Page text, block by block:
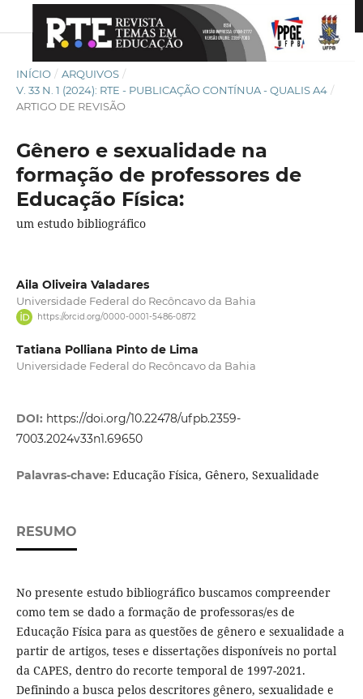
INÍCIO / ARQUIVOS /
V. 33 N. 1 (2024): RTE - PUBLICAÇÃO CONTÍNUA - QUALIS A4 /
ARTIGO DE REVISÃO
Gênero e sexualidade na
formação de professores de
Educação Física:
um estudo bibliográfico
Aila Oliveira Valadares
Universidade Federal do Recôncavo da Bahia
https://orcid.org/0000-0001-5486-0872
Tatiana Polliana Pinto de Lima
Universidade Federal do Recôncavo da Bahia
DOI: https://doi.org/10.22478/ufpb.2359-
7003.2024v33n1.69650
Palavras-chave: Educação Física, Gênero, Sexualidade
RESUMO
No presente estudo bibliográfico buscamos compreender
como tem se dado a formação de professoras/es de
Educação Física para as questões de gênero e sexualidade a
partir de artigos, teses e dissertações disponíveis no portal
da CAPES, dentro do recorte temporal de 1997-2021.
Definindo a busca pelos descritores gênero, sexualidade e